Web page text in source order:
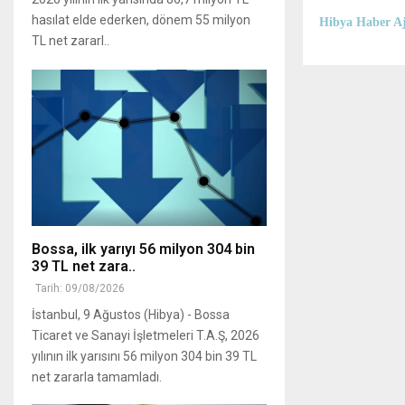
Hibya Haber
hasılat elde ederken, dönem 55 milyon
TL net zararl..
Bossa, ilk yarıyı 56 milyon 304 bin
39 TL net zara..
Tarih: 09/08/2026
İstanbul, 9 Ağustos (Hibya) - Bossa
Ticaret ve Sanayi İşletmeleri T.A.Ş, 2026
yılının ilk yarısını 56 milyon 304 bin 39 TL
net zararla tamamladı.